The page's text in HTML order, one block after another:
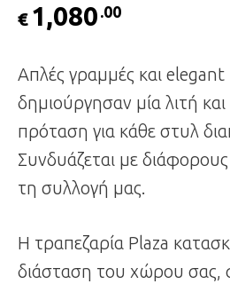
€ 1,080 .00
Απλές γραμμές και elegant
δημιούργησαν μία λιτή
πρόταση για κάθε στυλ
Συνδυάζεται με
τη συλλογή μας.
Η τραπεζαρία Plaza
διάσταση του χώρου σας,